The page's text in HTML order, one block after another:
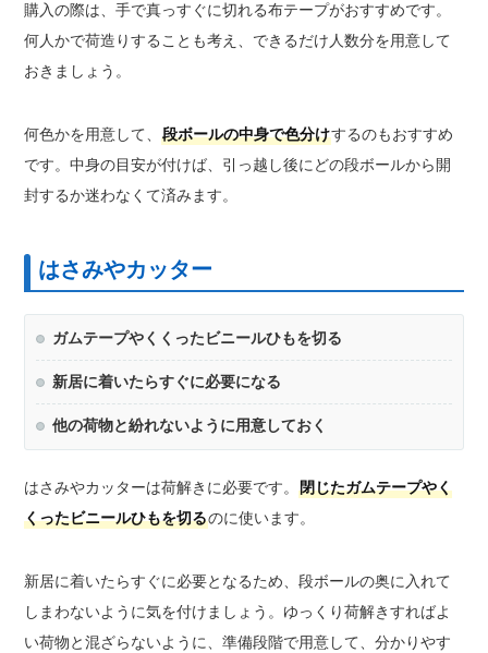
購入の際は、手で真っすぐに切れる布テープがおすすめです。
何人かで荷造りすることも考え、できるだけ人数分を用意して
おきましょう。
何色かを用意して、段ボールの中身で色分けするのもおすすめ
です。中身の目安が付けば、引っ越し後にどの段ボールから開
封するか迷わなくて済みます。
はさみやカッター
ガムテープやくくったビニールひもを切る
新居に着いたらすぐに必要になる
他の荷物と紛れないように用意しておく
はさみやカッターは荷解きに必要です。閉じたガムテープやく
くったビニールひもを切るのに使います。
新居に着いたらすぐに必要となるため、段ボールの奥に入れて
しまわないように気を付けましょう。ゆっくり荷解きすればよ
い荷物と混ざらないように、準備段階で用意して、分かりやす